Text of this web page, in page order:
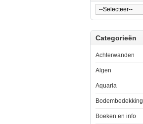
Categorieën
Achterwanden
Algen
Aquaria
Bodembedekking
Boeken en info